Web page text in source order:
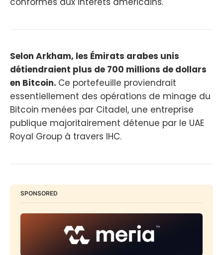
Selon Arkham, les Émirats arabes unis
détiendraient plus de 700 millions de dollars
en Bitcoin. Ce portefeuille proviendrait
essentiellement des opérations de minage du
Bitcoin menées par Citadel, une entreprise
publique majoritairement détenue par le UAE
Royal Group à travers IHC.
SPONSORED